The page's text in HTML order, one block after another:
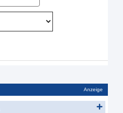
Anzeige